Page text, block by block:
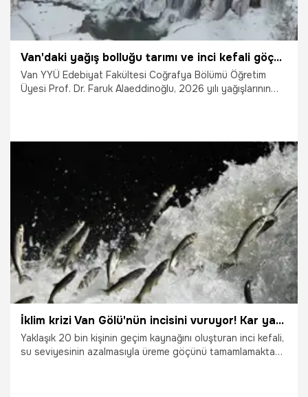
Van'daki yağış bolluğu tarımı ve inci kefali göçünü olumlu etkileyecek
Van YYÜ Edebiyat Fakültesi Coğrafya Bölümü Öğretim
Üyesi Prof. Dr. Faruk Alaeddinoğlu, 2026 yılı yağışlarının
sağlayacağını söyledi.
23.03.2026 Van
İklim krizi Van Gölü'nün incisini vuruyor! Kar yağışının azalması 20 bin kişinin geçim kaynağını tehdit ediyor: 'Nesli tehlike altında!'
Yaklaşık 20 bin kişinin geçim kaynağını oluşturan inci kefali,
su seviyesinin azalmasıyla üreme göçünü tamamlamakta